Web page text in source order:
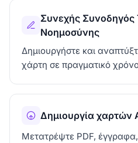
Συνεχής Συνοδηγός
Νοημοσύνης
Δημιουργήστε και
χάρτη σε πραγματικό
Δημιουργία χαρτών
Μετατρέψτε PDF,